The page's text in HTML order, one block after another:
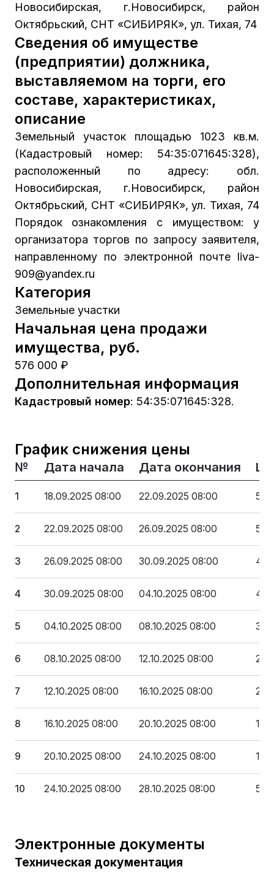
Новосибирская, г.Новосибирск, район
Октябрьский, СНТ «СИБИРЯК», ул. Тихая, 74
Сведения об имуществе
(предприятии) должника,
выставляемом на торги, его
составе, характеристиках,
описание
Земельный участок площадью 1023 кв.м.
(Кадастровый номер: 54:35:071645:328),
расположенный по адресу: обл.
Новосибирская, г.Новосибирск, район
Октябрьский, СНТ «СИБИРЯК», ул. Тихая, 74
Порядок ознакомления с имуществом: у
организатора торгов по запросу заявителя,
направленному по электронной почте liva-
909@yandex.ru
Категория
Земельные участки
Начальная цена продажи
имущества, руб.
576 000 ₽
Дополнительная информация
Кадастровый номер: 54:35:071645:328.
График снижения цены
№ Дата начала Дата окончания
1 18.09.2025 08:00 22.09.2025 08:00
2 22.09.2025 08:00 26.09.2025 08:00
3 26.09.2025 08:00 30.09.2025 08:00
4 30.09.2025 08:00 04.10.2025 08:00
5 04.10.2025 08:00 08.10.2025 08:00
6 08.10.2025 08:00 12.10.2025 08:00
7 12.10.2025 08:00 16.10.2025 08:00
8 16.10.2025 08:00 20.10.2025 08:00
9 20.10.2025 08:00 24.10.2025 08:00 115
10 24.10.2025 08:00 28.10.2025 08:00 57
Электронные документы
Техническая документация